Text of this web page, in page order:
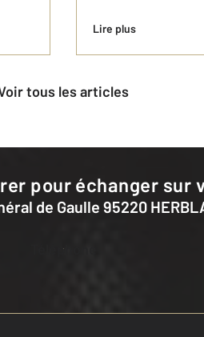
Lire plus
Voir tous les articles
pour échanger sur
de Gaulle 95220
Téléphone